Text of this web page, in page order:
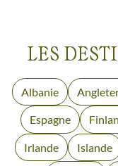
Voyages en
Chaque destination
de siècles
les ruines
exceptionnelles.
LES
Circuits
accompagnés
Albanie
Circuits
accompagnés
Espagne
Circuits
Irlande Islande